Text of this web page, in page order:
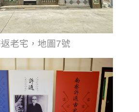
老宅，地圖7號